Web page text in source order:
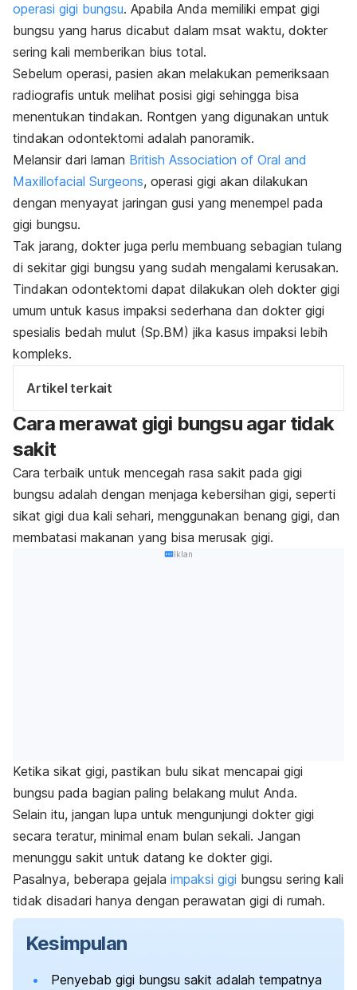
operasi gigi bungsu. Apabila Anda memiliki empat gigi
bungsu yang harus dicabut dalam msat waktu, dokter
sering kali memberikan bius total.
Sebelum operasi, pasien akan melakukan pemeriksaan
radiografis untuk melihat posisi gigi sehingga bisa
menentukan tindakan. Rontgen yang digunakan untuk
tindakan odontektomi adalah panoramik.
Melansir dari laman British Association of Oral and
Maxillofacial Surgeons, operasi gigi akan dilakukan
dengan menyayat jaringan gusi yang menempel pada
gigi bungsu.
Tak jarang, dokter juga perlu membuang sebagian tulang
di sekitar gigi bungsu yang sudah mengalami kerusakan.
Tindakan odontektomi dapat dilakukan oleh dokter gigi
umum untuk kasus impaksi sederhana dan dokter gigi
spesialis bedah mulut (Sp.BM) jika kasus impaksi lebih
kompleks.
Artikel terkait
Cara merawat gigi bungsu agar tidak
sakit
Cara terbaik untuk mencegah rasa sakit pada gigi
bungsu adalah dengan menjaga kebersihan gigi, seperti
sikat gigi dua kali sehari, menggunakan benang gigi, dan
membatasi makanan yang bisa merusak gigi.
Iklan
Ketika sikat gigi, pastikan bulu sikat mencapai gigi
bungsu pada bagian paling belakang mulut Anda.
Selain itu, jangan lupa untuk mengunjungi dokter gigi
secara teratur, minimal enam bulan sekali. Jangan
menunggu sakit untuk datang ke dokter gigi.
Pasalnya, beberapa gejala impaksi gigi bungsu sering kali
tidak disadari hanya dengan perawatan gigi di rumah.
Kesimpulan
Penyebab gigi bungsu sakit adalah tempatnya